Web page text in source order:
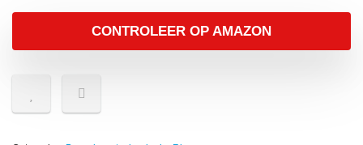
CONTROLEER OP AMAZON